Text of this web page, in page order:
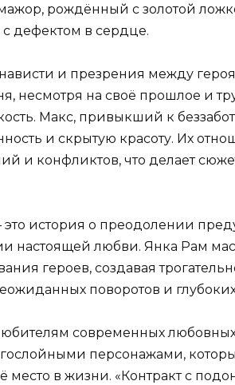
рождённый с золотой
дефектом в сердце.
и презрения между
несмотря на своё прошлое и
Макс, привыкший к
и скрытую красоту. Их
и конфликтов, что делает
это история о преодолении
настоящей любви. Янка Рам
героев, создавая
поворотов и глубоких
современных
персонажами,
место в жизни. «Контракт с